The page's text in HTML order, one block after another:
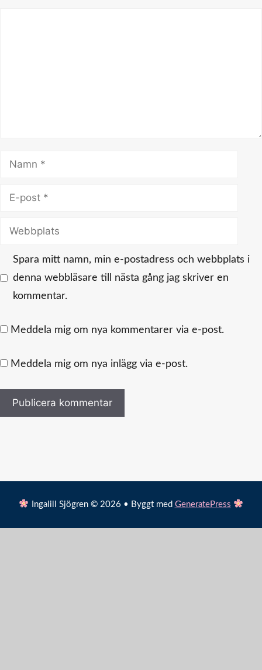
Namn
Webbplats
Spara mitt namn, min e-postadress och webbplats i
denna webbläsare till nästa gång jag skriver en
kommentar.
Meddela mig om nya kommentarer via e-post.
Meddela mig om nya inlägg via e-post.
Ingalill Sjögren © 2026 • Byggt med GeneratePress